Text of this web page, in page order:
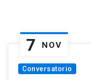
7 NOV
Conversatorio